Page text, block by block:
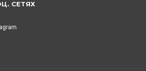
СЕТЯХ